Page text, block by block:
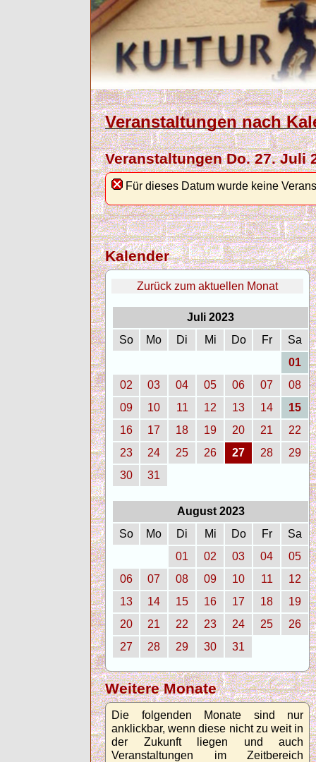
Veranstaltungen nach
Veranstaltungen Do. 27. Juli
Für dieses Datum wurde keine
Kalender
Zurück zum aktuellen Monat
Juli 2023
So
Mo Di Mi Do Fr
Sa
01
02
03 04 05 06 07
08
09
10 11 12 13 14
15
16
17 18 19 20 21
22
23
24 25 26 27 28
29
30
31
August 2023
So
Mo Di Mi Do Fr
Sa
01
02 03 04
05
06
07 08 09 10 11
12
13
14 15 16 17 18
19
20
21 22 23 24 25
26
27
28 29 30 31
Weitere Monate
Die folgenden Monate sind nur
anklickbar, wenn diese nicht zu weit in
der Zukunft liegen und auch
Veranstaltungen im Zeitbereich